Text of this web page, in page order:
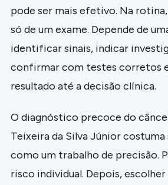
pode ser mais efetivo. Na
só de um exame. Depende de
identificar sinais, indicar
confirmar com testes corretos
resultado até a decisão clínica.
O diagnóstico precoce do
Teixeira da Silva Júnior
como um trabalho de precisão.
risco individual. Depois,